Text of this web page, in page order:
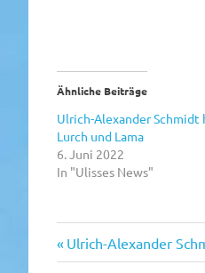
Ähnliche Beiträge
Ulrich-Alexander Schmidt
Lurch und Lama
6. Juni 2022
In "Ulisses News"
Vorheriger
Beitrag:
Ulrich-Alexander